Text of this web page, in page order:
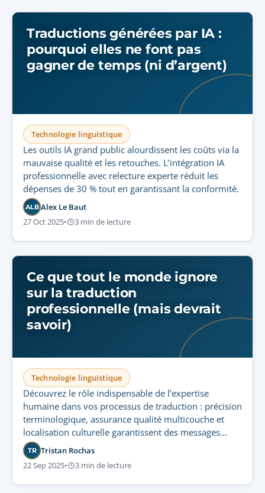
Traductions générées par IA :
pourquoi elles ne font pas
gagner de temps (ni d’argent)
Technologie linguistique
Les outils IA grand public alourdissent les coûts via la
mauvaise qualité et les retouches. L’intégration IA
professionnelle avec relecture experte réduit les
dépenses de 30 % tout en garantissant la conformité.
ALB Alex Le Baut
27 Oct 2025• 3 min de lecture
Ce que tout le monde ignore
sur la traduction
professionnelle (mais devrait
savoir)
Technologie linguistique
Découvrez le rôle indispensable de l’expertise
humaine dans vos processus de traduction : précision
terminologique, assurance qualité multicouche et
localisation culturelle garantissent des messages
exacts et contextualisés, inaccessibles à la
technologie seule.
TR Tristan Rochas
22 Sep 2025• 3 min de lecture